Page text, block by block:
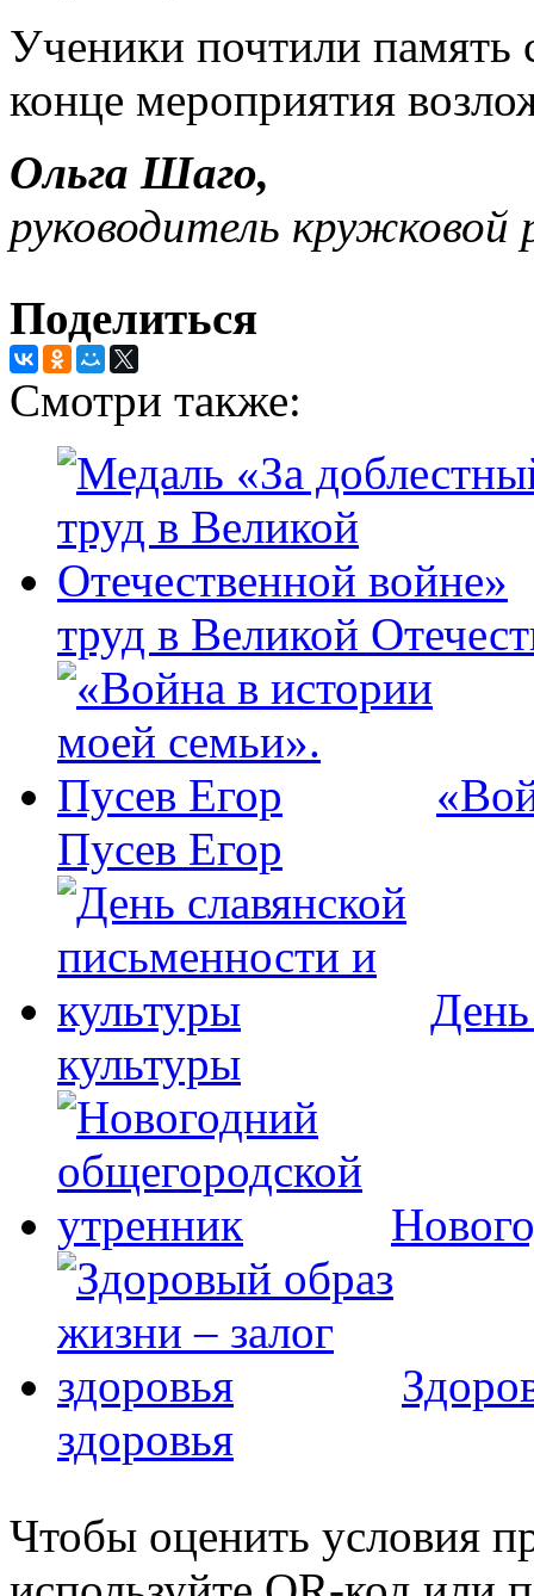
Ученики почтили память
конце мероприятия
Ольга Шаго,
руководитель
Поделиться
Смотри также:
труд в Великой
Пусев Егор
культуры
здоровья
Чтобы оценить условия